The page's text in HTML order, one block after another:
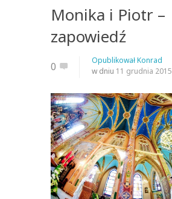
Monika i Piotr –
zapowiedź
0 OpublikowałKonrad
w dniu 11 grudnia 2015